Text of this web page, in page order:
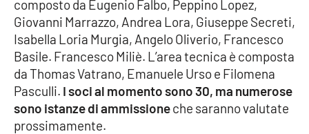
composto da Eugenio Falbo, Peppino Lopez,
Giovanni Marrazzo, Andrea Lora, Giuseppe Secreti,
Isabella Loria Murgia, Angelo Oliverio, Francesco
Basile. Francesco Miliè. L’area tecnica è composta
da Thomas Vatrano, Emanuele Urso e Filomena
Pasculli. I soci al momento sono 30, ma numerose
sono istanze di ammissioneche saranno valutate
prossimamente.